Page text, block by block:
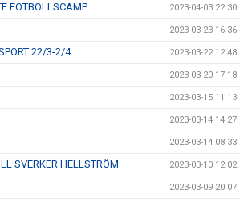
FOTBOLLSCAMP 2023-04-03 22:30
2023-03-23 16:36
22/3-2/4 2023-03-22 12:48
2023-03-20 17:18
2023-03-15 11:13
2023-03-14 14:27
2023-03-14 08:33
SVERKER HELLSTRÖM 2023-03-10 12:02
2023-03-09 20:07